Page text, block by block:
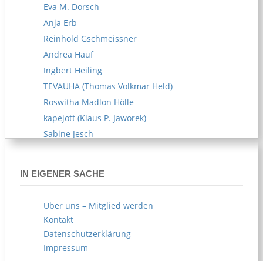
Eva M. Dorsch
Anja Erb
Reinhold Gschmeissner
Andrea Hauf
Ingbert Heiling
TEVAUHA (Thomas Volkmar Held)
Roswitha Madlon Hölle
kapejott (Klaus P. Jaworek)
Sabine Jesch
AKOE (Arife Körblein)
Norbert Köster
IN EIGENER SACHE
Über uns – Mitglied werden
Kontakt
Datenschutzerklärung
Impressum